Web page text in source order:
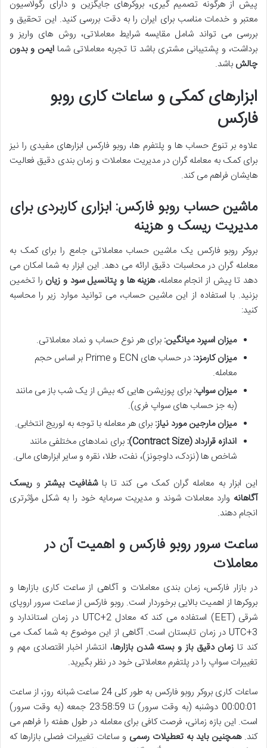
پیش از هرگونه تصمیم گیری، بروکرهای جایگزین و دارای رگولاسیون
معتبر و خدمات مناسب برای ایران را به دقت بررسی کنید. این تحقیق و
بررسی می تواند شامل مقایسه شرایط معاملاتی، روش های واریز و
برداشت، و پشتیبانی مشتری باشد تا تجربه معاملاتی شما ایمن و بدون
چالش باشد.
ابزارهای کمکی و ساعات کاری روبو
فارکس
علاوه بر تنوع حساب ها و پلتفرم ها، روبو فارکس ابزارهای مفیدی را نیز
برای کمک به معامله گران در مدیریت معاملات و زمان بندی دقیق فعالیت
هایشان فراهم می کند.
ماشین حساب روبو فارکس: ابزاری کاربردی برای
مدیریت ریسک و هزینه
بروکر روبو فارکس یک ماشین حساب معاملاتی جامع را برای کمک به
معامله گران در محاسبات دقیق ارائه می دهد. این ابزار به شما امکان می
دهد تا پیش از انجام معامله،هزینه ها و پتانسیل سود و زیان را تخمین
بزنید. با استفاده از این ماشین حساب، می توانید موارد زیر را محاسبه
کنید:
میزان اسپرد میانگین: برای هر نوع حساب و نماد معاملاتی.
میزان کارمزد:
در حساب های ECN و Prime بر اساس حجم
معامله.
میزان سواپ: برای پوزیشن هایی که بیش از یک شب باز می مانند
(به جز حساب های سواپ فری).
میزان مارجین مورد نیاز: برای هر معامله با توجه به لوریج انتخابی.
اندازه قرارداد (Contract Size):
برای نمادهای مختلفی مانند
شاخص ها (نزدک، داوجونز)، نفت، طلا، نقره و سایر ابزارهای مالی.
این ابزار به معامله گران کمک می کند تا باشفافیت بیشترو ریسک
آگاهانه وارد معاملات شوند و مدیریت سرمایه خود را به شکل مؤثرتری
انجام دهند.
ساعت سرور روبو فارکس و اهمیت آن در
معاملات
در بازار فارکس، زمان بندی معاملات و آگاهی از ساعت کاری بازارها و
بروکرها از اهمیت بالایی برخوردار است. روبو فارکس از ساعت سرور اروپای
شرقی (EET) استفاده می کند که معادل UTC+2 در زمان استاندارد و
UTC+3 در زمان تابستان است. آگاهی از این موضوع به شما کمک می
کند تا زمان دقیق باز و بسته شدن بازارها، انتشار اخبار اقتصادی مهم و
تغییرات سواپ را در پلتفرم معاملاتی خود در نظر بگیرید.
ساعات کاری بروکر روبو فارکس به طور کلی 24 ساعت شبانه روز، از ساعت
00:00:01 دوشنبه (به وقت سرور) تا 23:58:59 جمعه (به وقت سرور)
است. این بازه زمانی، فرصت کافی برای معامله در طول هفته را فراهم می
کند.همچنین باید به تعطیلات رسمی و ساعات تغییرات فصلی بازارها که